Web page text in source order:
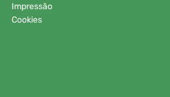
Impressão
Cookies